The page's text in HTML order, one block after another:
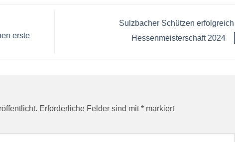
erste
Sulzbacher Schützen
Hessenmeisterschaft 2024
Erforderliche Felder sind mit* markiert